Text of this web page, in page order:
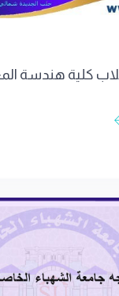
كلية هندسة